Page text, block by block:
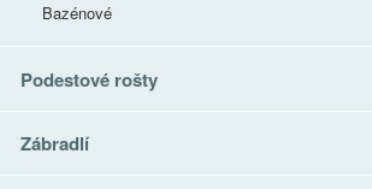
Bazénové
Podestové rošty
Zábradlí